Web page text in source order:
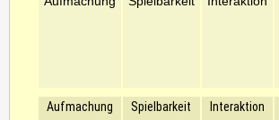
Aufmachung Spielbarkeit Interaktion